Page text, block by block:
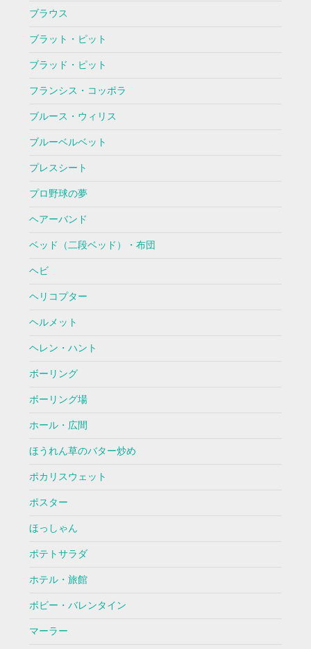
ブラウス
ブラット・ピット
ブラッド・ピット
フランシス・コッポラ
ブルース・ウィリス
ブルーベルベット
プレスシート
プロ野球の夢
ヘアーバンド
ベッド（二段ベッド）・布団
ヘビ
ヘリコプター
ヘルメット
ヘレン・ハント
ボーリング
ボーリング場
ホール・広間
ほうれん草のバター炒め
ポカリスウェット
ポスター
ほっしゃん
ポテトサラダ
ホテル・旅館
ボビー・バレンタイン
マーラー